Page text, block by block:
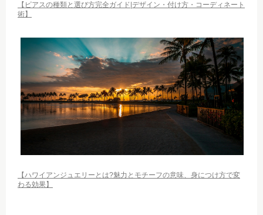
【ピアスの種類と選び方完全ガイド|デザイン・付け方・コーディネート
術】
【ハワイアンジュエリーとは?魅力とモチーフの意味、身につけ方で変
わる効果】